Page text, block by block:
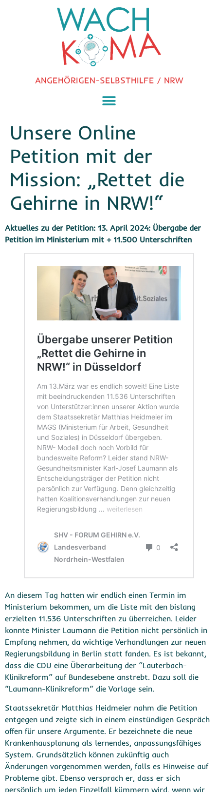
ANGEHÖRIGEN-SELBSTHILFE / NRW
Unsere Online
Petition mit der
Mission: „Rettet die
Gehirne in NRW!“
Aktuelles zu der Petition: 13. April 2024: Übergabe der
Petition im Ministerium mit + 11.500 Unterschriften
An diesem Tag hatten wir endlich einen Termin im
Ministerium bekommen, um die Liste mit den bislang
erzielten 11.536 Unterschriften zu überreichen. Leider
konnte Minister Laumann die Petition nicht persönlich in
Empfang nehmen, da wichtige Verhandlungen zur neuen
Regierungsbildung in Berlin statt fanden. Es ist bekannt,
dass die CDU eine Überarbeitung der “Lauterbach-
Klinikreform“ auf Bundesebene anstrebt. Dazu soll die
“Laumann-Klinikreform“ die Vorlage sein.
Staatssekretär Matthias Heidmeier nahm die Petition
entgegen und zeigte sich in einem einstündigen Gespräch
offen für unsere Argumente. Er bezeichnete die neue
Krankenhausplanung als lernendes, anpassungsfähiges
System. Grundsätzlich können zukünftig auch
Änderungen vorgenommen werden, falls es Hinweise auf
Probleme gibt. Ebenso versprach er, dass er sich
persönlich um jeden Einzelfall kümmern wird, wenn wir